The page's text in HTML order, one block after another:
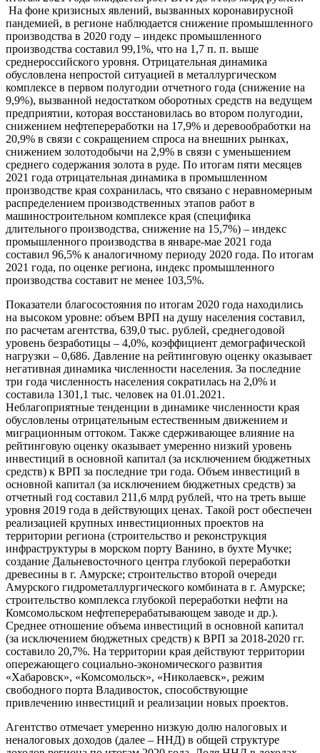
На фоне кризисных явлений, вызванных коронавирусной
пандемией, в регионе наблюдается снижение промышленного
производства в 2020 году – индекс промышленного
производства составил 99,1%, что на 1,7 п. п. выше
среднероссийского уровня. Отрицательная динамика
обусловлена непростой ситуацией в металлургическом
комплексе в первом полугодии отчетного года (снижение на
9,9%), вызванной недостатком оборотных средств на ведущем
предприятии, которая восстановилась во втором полугодии,
снижением нефтепереработки на 17,9% и деревообработки на
20,9% в связи с сокращением спроса на внешних рынках,
снижением золотодобычи на 2,9% в связи с уменьшением
среднего содержания золота в руде. По итогам пяти месяцев
2021 года отрицательная динамика в промышленном
производстве края сохранилась, что связано с неравномерным
распределением производственных этапов работ в
машиностроительном комплексе края (специфика
длительного производства, снижение на 15,7%) – индекс
промышленного производства в январе-мае 2021 года
составил 96,5% к аналогичному периоду 2020 года. По итогам
2021 года, по оценке региона, индекс промышленного
производства составит не менее 103,5%.
Показатели благосостояния по итогам 2020 года находились
на высоком уровне: объем ВРП на душу населения составил,
по расчетам агентства, 639,0 тыс. рублей, среднегодовой
уровень безработицы – 4,0%, коэффициент демографической
нагрузки – 0,686. Давление на рейтинговую оценку оказывает
негативная динамика численности населения. За последние
три года численность населения сократилась на 2,0% и
составила 1301,1 тыс. человек на 01.01.2021.
Неблагоприятные тенденции в динамике численности края
обусловлены отрицательным естественным движением и
миграционным оттоком. Также сдерживающее влияние на
рейтинговую оценку оказывает умеренно низкий уровень
инвестиций в основной капитал (за исключением бюджетных
средств) к ВРП за последние три года. Объем инвестиций в
основной капитал (за исключением бюджетных средств) за
отчетный год составил 211,6 млрд рублей, что на треть выше
уровня 2019 года в действующих ценах. Такой рост обеспечен
реализацией крупных инвестиционных проектов на
территории региона (строительство и реконструкция
инфраструктуры в морском порту Ванино, в бухте Мучке;
создание Дальневосточного центра глубокой переработки
древесины в г. Амурске; строительство второй очереди
Амурского гидрометаллургического комбината в г. Амурске;
строительство комплекса глубокой переработки нефти на
Комсомольском нефтеперерабатывающем заводе и др.).
Среднее отношение объема инвестиций в основной капитал
(за исключением бюджетных средств) к ВРП за 2018-2020 гг.
составило 20,7%. На территории края действуют территории
опережающего социально-экономического развития
«Хабаровск», «Комсомольск», «Николаевск», режим
свободного порта Владивосток, способствующие
привлечению инвестиций и реализации новых проектов.
Агентство отмечает умеренно низкую долю налоговых и
неналоговых доходов (далее – ННД) в общей структуре